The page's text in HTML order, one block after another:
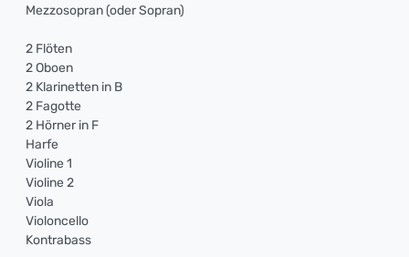
Mezzosopran (oder Sopran)
2 Flöten
2 Oboen
2 Klarinetten in B
2 Fagotte
2 Hörner in F
Harfe
Violine 1
Violine 2
Viola
Violoncello
Kontrabass